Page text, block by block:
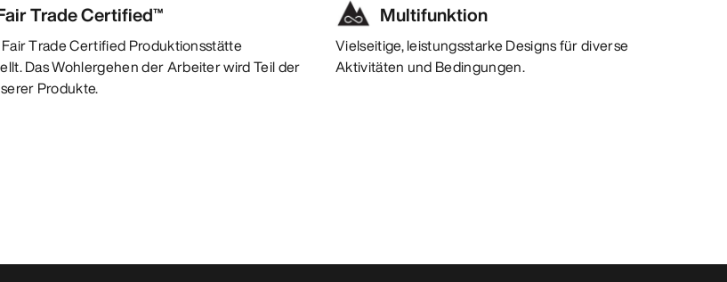
Trade Certified™
Trade Certified Produktionsstätte
Das Wohlergehen der Arbeiter wird Teil der
Produkte.
Multifunktion
Vielseitige, leistungsstarke Designs für diverse
Aktivitäten und Bedingungen.